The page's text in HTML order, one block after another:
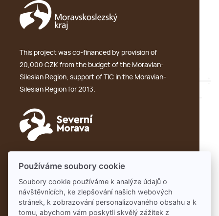
This project was co-financed by provision of
20,000 CZK from the budget of the Moravian-
Silesian Region, support of TIC in the Moravian-
Silesian Region for 2013.
Partners:
Pivobraní
Používáme soubory cookie
Soubory cookie používáme k analýze údajů o
návštěvnících, ke zlepšování našich webových
stránek, k zobrazování personalizovaného obsahu a k
tomu, abychom vám poskytli skvělý zážitek z